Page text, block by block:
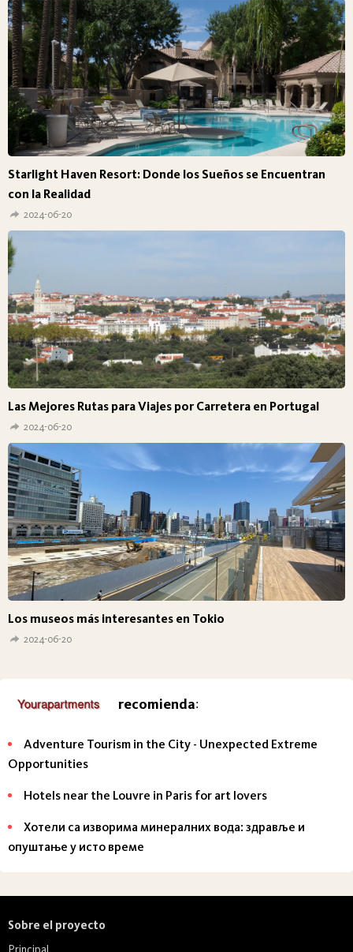
Starlight Haven Resort: Donde los Sueños se Encuentran
con la Realidad
2024-06-20
Las Mejores Rutas para Viajes por Carretera en Portugal
2024-06-20
Los museos más interesantes en Tokio
2024-06-20
recomienda:
Adventure Tourism in the City - Unexpected Extreme
Opportunities
Hotels near the Louvre in Paris for art lovers
Хотели са изворима минералних вода: здравље и
опуштање у исто време
Sobre el proyecto